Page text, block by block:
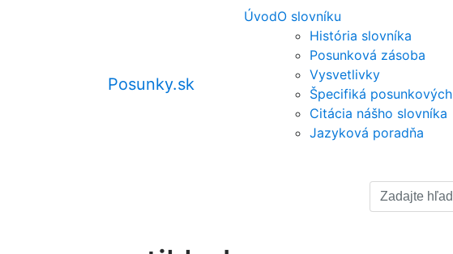
Posunky.sk
ÚvodO slovníku
História slovníka
Posunková zásoba
Vysvetlivky
Špecifiká
Citácia nášho slovníka
Jazyková poradňa